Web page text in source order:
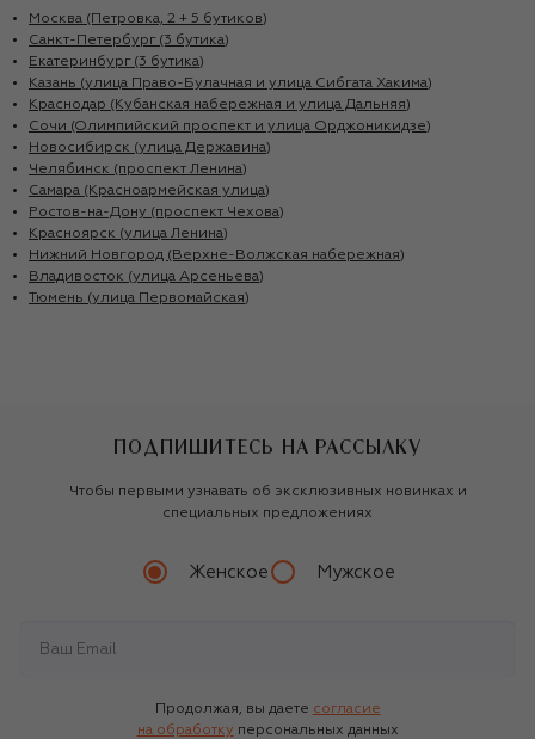
Москва (Петровка, 2 + 5 бутиков)
Санкт-Петербург (3 бутика)
Екатеринбург (3 бутика)
Казань (улица Право-Булачная и улица Сибгата Хакима)
Краснодар (Кубанская набережная и улица Дальняя)
Сочи (Олимпийский проспект и улица Орджоникидзе)
Новосибирск (улица Державина)
Челябинск (проспект Ленина)
Самара (Красноармейская улица)
Ростов-на-Дону (проспект Чехова)
Красноярск (улица Ленина)
Нижний Новгород (Верхне-Волжская набережная)
Владивосток (улица Арсеньева)
Тюмень (улица Первомайская)
ПОДПИШИТЕСЬ НА РАССЫЛКУ
Чтобы первыми узнавать об эксклюзивных новинках и
специальных предложениях
Женское Мужское
Продолжая, вы даете согласие
на обработку персональных данных